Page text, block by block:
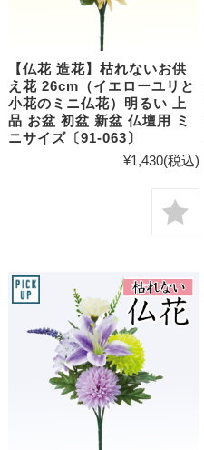
【仏花 造花】枯れないお供
え花 26cm（イエローユリと
小花のミニ仏花）明るい 上
品 お盆 初盆 新盆 仏壇用 ミ
ニサイズ〔91-063〕
¥1,430(税込)